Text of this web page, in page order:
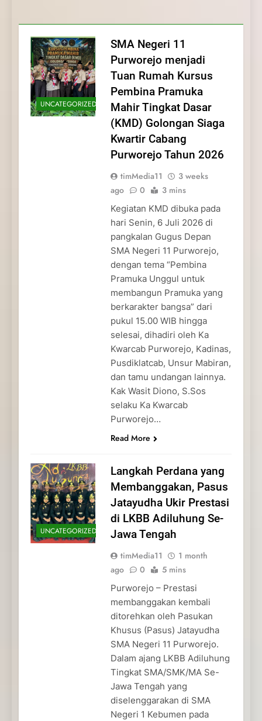
dan Pengabdian Generasi
Pramuka
Pramuka
Kepedulian
UNCATEGORIZED
SMA Negeri 11
Purworejo menjadi
Tuan Rumah Kursus
Pembina Pramuka
Mahir Tingkat Dasar
(KMD) Golongan Siaga
Kwartir Cabang
Purworejo Tahun 2026
timMedia11
3 weeks
ago
0 3 mins
Kegiatan KMD dibuka pada
hari Senin, 6 Juli 2026 di
pangkalan Gugus Depan
SMA Negeri 11 Purworejo,
dengan tema “Pembina
Pramuka Unggul untuk
membangun Pramuka yang
berkarakter bangsa” dari
pukul 15.00 WIB hingga
selesai, dihadiri oleh Ka
Kwarcab Purworejo, Kadinas,
Pusdiklatcab, Unsur Mabiran,
dan tamu undangan lainnya.
Kak Wasit Diono, S.Sos
selaku Ka Kwarcab
Purworejo…
Read More
UNCATEGORIZED
Langkah Perdana yang
Membanggakan, Pasus
Jatayudha Ukir Prestasi
di LKBB Adiluhung Se-
Jawa Tengah
timMedia11
1 month
ago
0 5 mins
Purworejo – Prestasi
membanggakan kembali
ditorehkan oleh Pasukan
Khusus (Pasus) Jatayudha
SMA Negeri 11 Purworejo.
Dalam ajang LKBB Adiluhung
Tingkat SMA/SMK/MA Se-
Jawa Tengah yang
diselenggarakan di SMA
Negeri 1 Kebumen pada